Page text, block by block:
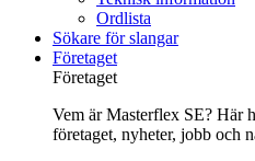
Ordlista
Sökare för slangar
Företaget
Företaget
Vem är Masterflex SE? Här
företaget, nyheter, jobb och